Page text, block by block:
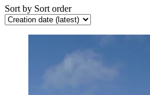
Sort by Sort order